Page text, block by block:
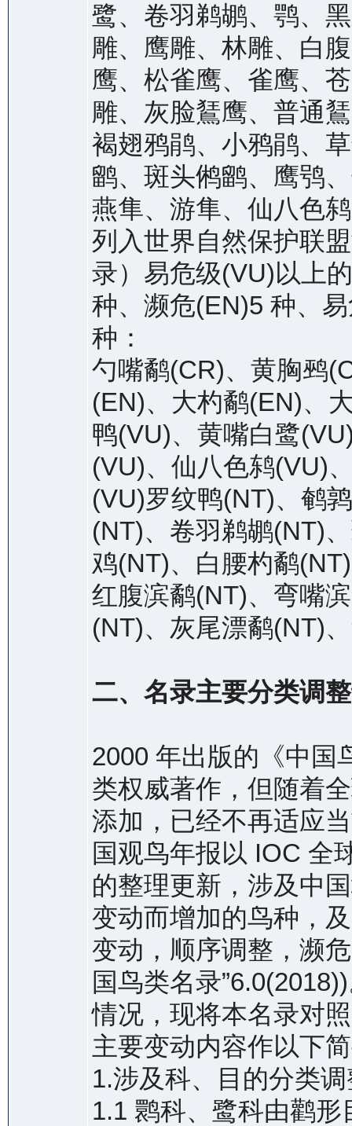
鹭、卷羽鹈鹕、鹗、
雕、鹰雕、林雕、白
鹰、松雀鹰、雀鹰、
雕、灰脸鵟鹰、普通
褐翅鸦鹃、小鸦鹃、
鹠、斑头鸺鹠、鹰鸮
燕隼、游隼、仙八色鸫
列入世界自然保护联
录）易危级(VU)以上
种、濒危(EN)5 种、
种：
勺嘴鹬(CR)、黄胸鹀
(EN)、大杓鹬(EN)、
鸭(VU)、黄嘴白鹭
(VU)、仙八色鸫(VU)
(VU)罗纹鸭(NT)、鹌
(NT)、卷羽鹈鹕(NT)
鸡(NT)、白腰杓鹬
红腹滨鹬(NT)、弯嘴
(NT)、灰尾漂鹬(NT)
二、名录主要分类调
2000 年出版的《中国
类权威著作，但随着
添加，已经不再适应
国观鸟年报以 IOC 全
的整理更新，涉及中
变动而增加的鸟种，
变动，顺序调整，濒
国鸟类名录
情况，现将本名录对
主要变动内容作以下
1.涉及科、目的分类
1.1 鹮科、鹭科由鹳